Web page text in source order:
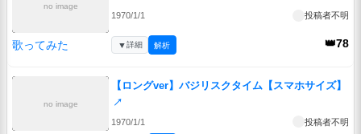
no image
1970/1/1 投稿者不明
歌ってみた 👑78
▼詳細 解析
no image
【ロングver】バジリスクタイム【スマホサイズ】
↗
1970/1/1 投稿者不明